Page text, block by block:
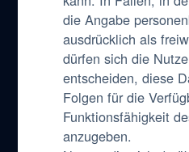
die Angabe
ausdrücklich als
dürfen sich die
entscheiden, diese
Folgen für die
Funktionsfähigkeit
anzugeben.